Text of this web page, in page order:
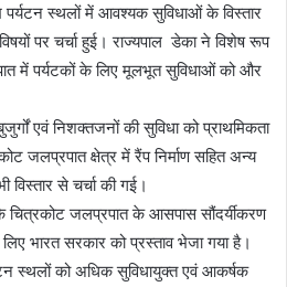
स्थलों में आवश्यक सुविधाओं के विस्तार
पर चर्चा हुई। राज्यपाल डेका ने विशेष रूप
में पर्यटकों के लिए मूलभूत सुविधाओं को और
एवं निशक्तजनों की सुविधा को प्राथमिकता
जलप्रपात क्षेत्र में रैंप निर्माण सहित अन्य
से चर्चा की गई।
चित्रकोट जलप्रपात के आसपास सौंदर्यीकरण
भारत सरकार को प्रस्ताव भेजा गया है।
स्थलों को अधिक सुविधायुक्त एवं आकर्षक